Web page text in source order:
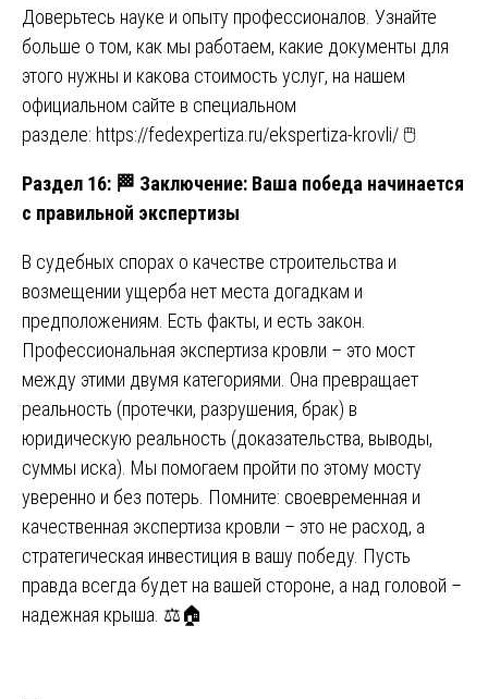
Доверьтесь науке и опыту профессионалов. Узнайте
больше о том, как мы работаем, какие документы для
этого нужны и какова стоимость услуг, на нашем
официальном сайте в специальном
разделе: https://fedexpertiza.ru/ekspertiza-krovli/🖱️
Раздел 16: 🏁 Заключение: Ваша победа начинается
с правильной экспертизы
В судебных спорах о качестве строительства и
возмещении ущерба нет места догадкам и
предположениям. Есть факты, и есть закон.
Профессиональная экспертиза кровли – это мост
между этими двумя категориями. Она превращает
реальность (протечки, разрушения, брак) в
юридическую реальность (доказательства, выводы,
суммы иска). Мы помогаем пройти по этому мосту
уверенно и без потерь. Помните: своевременная и
качественная экспертиза кровли – это не расход, а
стратегическая инвестиция в вашу победу. Пусть
правда всегда будет на вашей стороне, а над головой –
надежная крыша. ⚖️🏠